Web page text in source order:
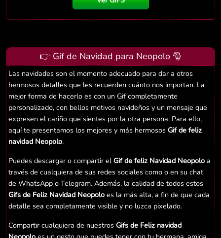
👉 Gif de Navidad para Neopolo 🎅
Las navidades son el momento adecuado para dar a otros
hermosos detalles que les recuerden cuánto nos importan. La
mejor forma de hacerlo es con un Gif completamente
personalizado, con bellos motivos navideños y un mensaje que
expresen el cariño que sientes por la otra persona. Para ello,
aquí te presentamos los mejores y más hermosos Gif de feliz
navidad Neopolo.
Puedes descargar o compartir elGif de feliz Navidad Neopolo a
través de cualquiera de sus redes sociales como o en su chat
de WhatsApp o Telegram. Además, la calidad de todos estos
Gifs de Feliz Navidad Neopolo es la más alta, a fin de que cada
detalle sea completamente visible y no luzca pixelado.
Compartir cualquiera de nuestros Gifs de Feliz navidad